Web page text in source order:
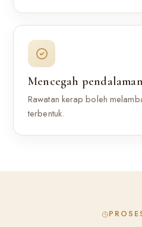
Mencegah pendalaman
Rawatan kerap boleh
terbentuk.